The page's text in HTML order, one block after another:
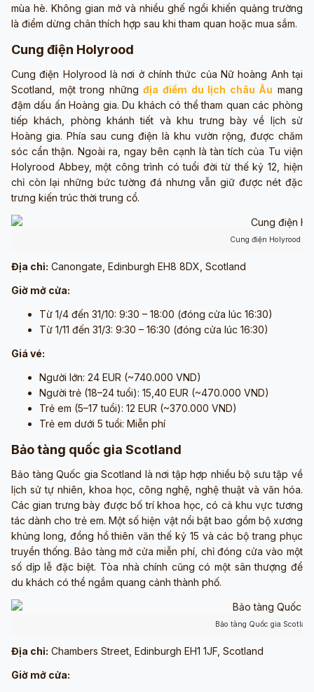
mùa hè. Không gian mở và nhiều ghế ngồi khiến quảng trường
là điểm dừng chân thích hợp sau khi tham quan hoặc mua sắm.
Cung điện Holyrood
Cung điện Holyrood là nơi ở chính thức của Nữ hoàng Anh tại
Scotland, một trong nhữngđịa điểm du lịch châu Âu mang
đậm dấu ấn Hoàng gia. Du khách có thể tham quan các phòng
tiếp khách, phòng khánh tiết và khu trưng bày về lịch sử
Hoàng gia. Phía sau cung điện là khu vườn rộng, được chăm
sóc cẩn thận. Ngoài ra, ngay bên cạnh là tàn tích của Tu viện
Holyrood Abbey, một công trình có tuổi đời từ thế kỷ 12, hiện
chỉ còn lại những bức tường đá nhưng vẫn giữ được nét đặc
trưng kiến trúc thời trung cổ.
Cung điện Holyrood
Địa chỉ: Canongate, Edinburgh EH8 8DX, Scotland
Giờ mở cửa:
Từ 1/4 đến 31/10: 9:30 – 18:00 (đóng cửa lúc 16:30)
Từ 1/11 đến 31/3: 9:30 – 16:30 (đóng cửa lúc 16:30)
Giá vé:
Người lớn: 24 EUR (~740.000 VND)
Người trẻ (18–24 tuổi): 15,40 EUR (~470.000 VND)
Trẻ em (5–17 tuổi): 12 EUR (~370.000 VND)
Trẻ em dưới 5 tuổi: Miễn phí
Bảo tàng quốc gia Scotland
Bảo tàng Quốc gia Scotland là nơi tập hợp nhiều bộ sưu tập về
lịch sử tự nhiên, khoa học, công nghệ, nghệ thuật và văn hóa.
Các gian trưng bày được bố trí khoa học, có cả khu vực tương
tác dành cho trẻ em. Một số hiện vật nổi bật bao gồm bộ xương
khủng long, đồng hồ thiên văn thế kỷ 15 và các bộ trang phục
truyền thống. Bảo tàng mở cửa miễn phí, chỉ đóng cửa vào một
số dịp lễ đặc biệt. Tòa nhà chính cũng có một sân thượng để
du khách có thể ngắm quang cảnh thành phố.
Bảo tàng Quốc gia
Địa chỉ: Chambers Street, Edinburgh EH1 1JF, Scotland
Giờ mở cửa: